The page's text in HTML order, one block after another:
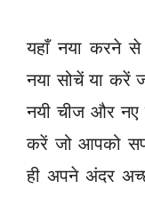
यहाँ नया करने
नया सोचें या करें
नयी चीज और नए
करें जो आपको
ही अपने अंदर